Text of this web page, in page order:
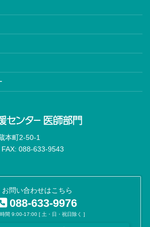
本町2-50-1
088-633-9543
お問い合わせはこちら
088-633-9976
間 9:00-17:00 [ 土・日・祝日除く ]